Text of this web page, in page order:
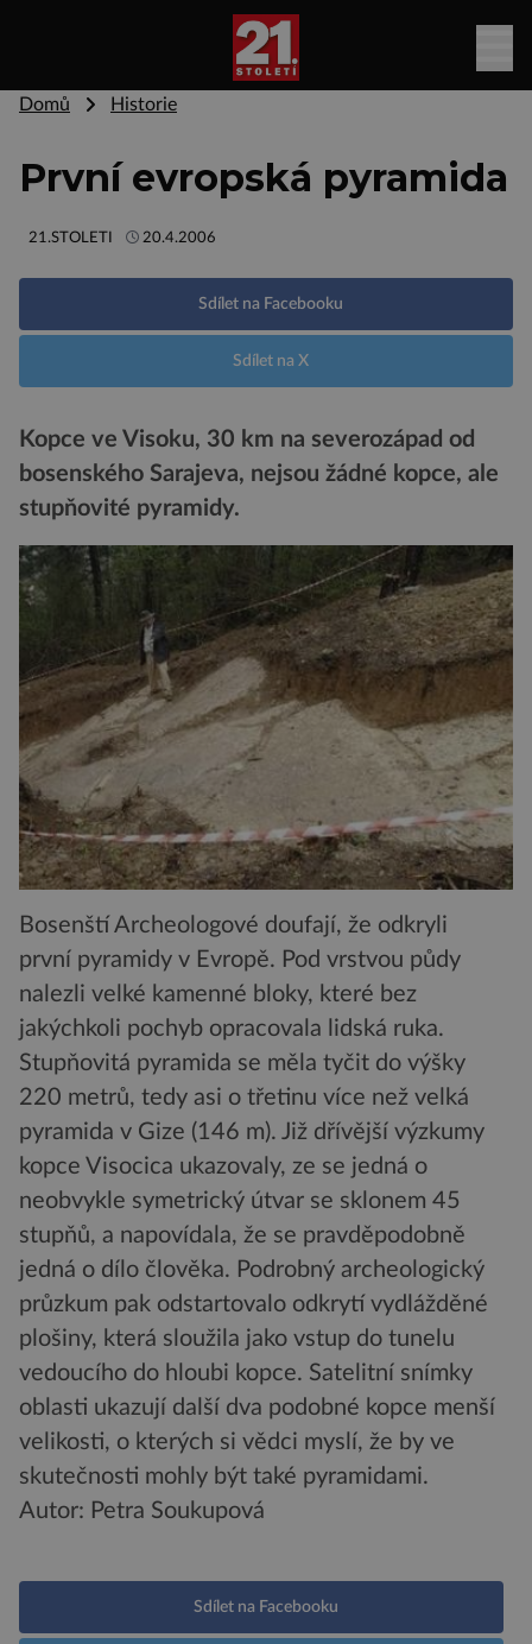
Domů Historie
První evropská pyramida
21.STOLETI 20.4.2006
Sdílet na Facebooku
Sdílet na X
Kopce ve Visoku, 30 km na severozápad od
bosenského Sarajeva, nejsou žádné kopce, ale
stupňovité pyramidy.
Bosenští Archeologové doufají, že odkryli
první pyramidy v Evropě. Pod vrstvou půdy
nalezli velké kamenné bloky, které bez
jakýchkoli pochyb opracovala lidská ruka.
Stupňovitá pyramida se měla tyčit do výšky
220 metrů, tedy asi o třetinu více než velká
pyramida v Gize (146 m). Již dřívější výzkumy
kopce Visocica ukazovaly, ze se jedná o
neobvykle symetrický útvar se sklonem 45
stupňů, a napovídala, že se pravděpodobně
jedná o dílo člověka. Podrobný archeologický
průzkum pak odstartovalo odkrytí vydlážděné
plošiny, která sloužila jako vstup do tunelu
vedoucího do hloubi kopce. Satelitní snímky
oblasti ukazují další dva podobné kopce menší
velikosti, o kterých si vědci myslí, že by ve
skutečnosti mohly být také pyramidami.
Autor: Petra Soukupová
Sdílet na Facebooku